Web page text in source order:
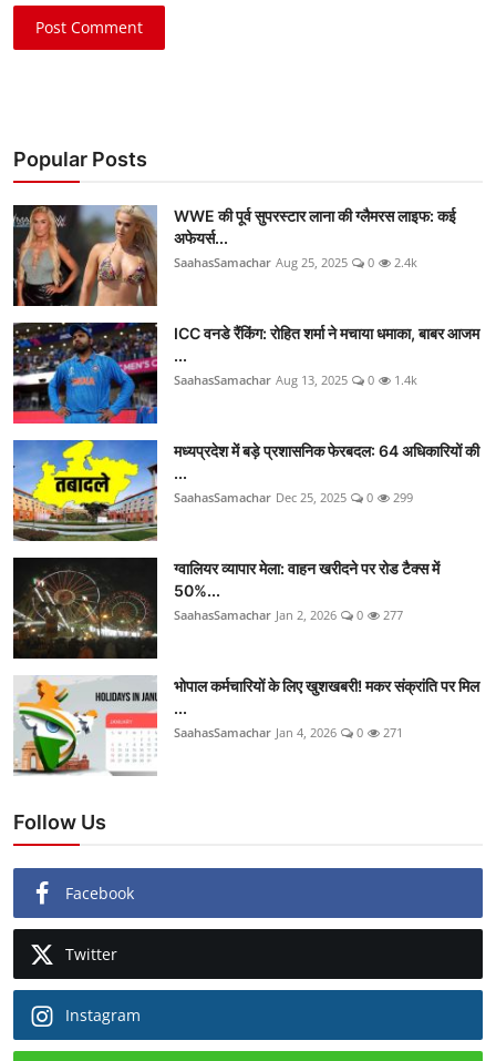
Post Comment
Popular Posts
WWE की पूर्व सुपरस्टार लाना की ग्लैमरस लाइफ: कई
अफेयर्स...
SaahasSamachar Aug 25, 2025 0 2.4k
ICC वनडे रैंकिंग: रोहित शर्मा ने मचाया धमाका, बाबर आजम
...
SaahasSamachar Aug 13, 2025 0 1.4k
मध्यप्रदेश में बड़े प्रशासनिक फेरबदल: 64 अधिकारियों की
...
SaahasSamachar Dec 25, 2025 0 299
ग्वालियर व्यापार मेला: वाहन खरीदने पर रोड टैक्स में
50%...
SaahasSamachar Jan 2, 2026 0 277
भोपाल कर्मचारियों के लिए खुशखबरी! मकर संक्रांति पर मिल
...
SaahasSamachar Jan 4, 2026 0 271
Follow Us
Facebook
Twitter
Instagram